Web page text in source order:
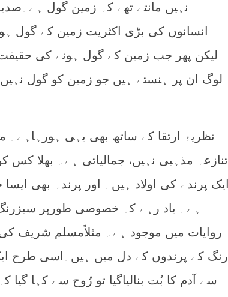
نہیں مانتے تھے کہ زمین گول
انسانوں کی بڑی اکثریت زمین کے گول
لیکن پھر جب زمین کے گول ہونے کی
لوگ ان پر ہنستے ہیں جو زمین کو گول
نظریۂ ارتقا کے ساتھ بھی یہی ہورہاہے۔
تنازعہ مذہبی نہیں، جمالیاتی ہے۔ بھلا کس
ایک پرندے کی اولاد ہیں۔ اور پرندہ بھی
ہے۔ یاد رہے کہ خصوصی طورپر
روایات میں موجود ہے۔ مثلاًمسلم شریف
رنگ کے پرندوں کے دل میں ہیں۔اسی طرح
سے آدم کا بُت بنالیاگیا تو رُوح سے کہا